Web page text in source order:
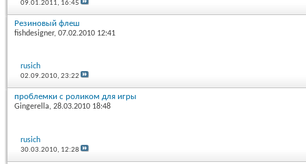
09.01.2011, 16:45
Резиновый флеш
fishdesigner, 07.02.2010 12:41
rusich
02.09.2010,23:22
проблемки с роликом для игры
Gingerella, 28.03.2010 18:48
rusich
30.03.2010, 12:28